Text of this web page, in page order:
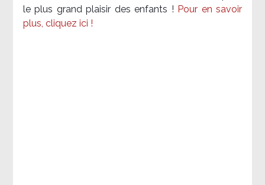
le plus grand plaisir des enfants ! Pour en savoir
plus, cliquez ici !